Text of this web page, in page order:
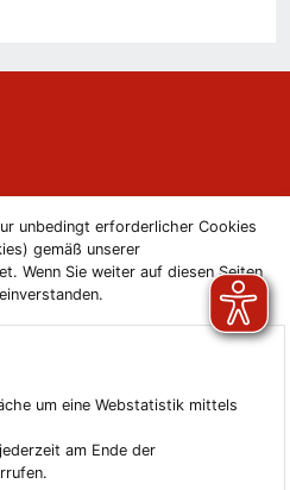
unbedingt erforderlicher Cookies
gemäß unserer
Wenn Sie weiter auf diesen Seiten
um eine Webstatistik mittels
am Ende der